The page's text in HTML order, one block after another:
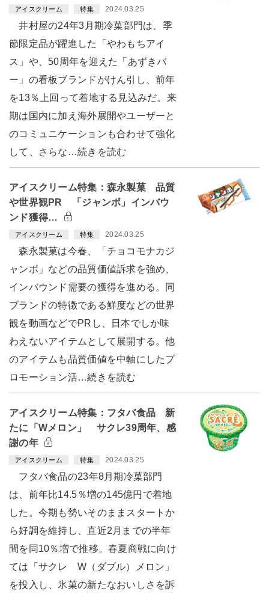
アイスクリーム 特集 2024.03.25
井村屋の24年3月期冷菓部門は、季
節限定品が躍進した「やわもちアイ
ス」や、50周年を迎えた「あずきバ
ー」の看板ブランドがけん引し、前年
を13％上回って着地する見込みだ。来
期は国内に加え海外展開やユーザーと
のコミュニケーションも合わせて強化
して、さらな…続きを読む
アイスクリーム特集：森永製菓 品質
や世界観PR 「ジャンボ」インバウ
ンド獲得…
アイスクリーム 特集 2024.03.25
森永製菓は今春、「チョコモナカジ
ャンボ」などの品質価値訴求を強め、
インバウンド需要の獲得を進める。同
ブランドの特徴である鮮度などの世界
観を動画などでPRし、日本でしか味
わえないアイテムとして展開する。他
のアイテムも品質価値を中軸にしたプ
ロモーション活…続きを読む
アイスクリーム特集：フタバ食品 新
たに「Wメロン」 サクレ39周年、感
謝の年
アイスクリーム 特集 2024.03.25
フタバ食品の23年8月期冷菓部門
は、前年比14.5％増の145億円で着地
した。今期も勢いそのままスタートか
ら好調を維持し、直近2月までの半年
間を同10％増で推移。春夏商戦に向け
ては「サクレ W（ダブル）メロン」
を投入し、氷菓の新たなおいしさを訴